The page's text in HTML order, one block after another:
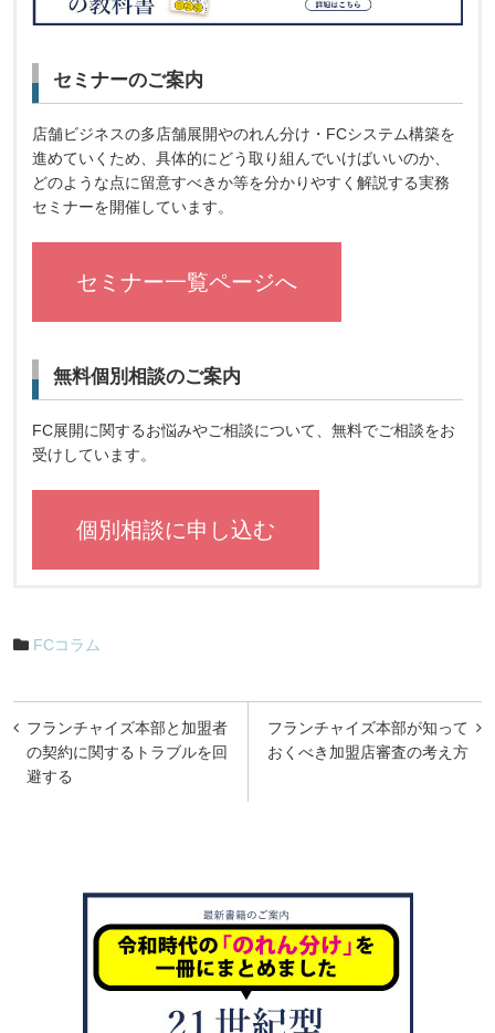
セミナーのご案内
店舗ビジネスの多店舗展開やのれん分け・FCシステム構築を
進めていくため、具体的にどう取り組んでいけばいいのか、
どのような点に留意すべきか等を分かりやすく解説する実務
セミナーを開催しています。
セミナー一覧ページへ
無料個別相談のご案内
FC展開に関するお悩みやご相談について、無料でご相談をお
受けしています。
個別相談に申し込む
FCコラム
投
稿
ナ
フランチャイズ本部が知って
おくべき加盟店審査の考え方
フランチャイズ本部と加盟者
の契約に関するトラブルを回
避する